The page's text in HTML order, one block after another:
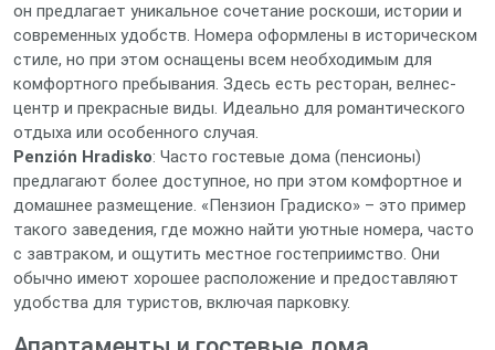
он предлагает уникальное сочетание роскоши, истории и
современных удобств. Номера оформлены в историческом
стиле, но при этом оснащены всем необходимым для
комфортного пребывания. Здесь есть ресторан, велнес-
центр и прекрасные виды. Идеально для романтического
отдыха или особенного случая.
Penzión Hradisko: Часто гостевые дома (пенсионы)
предлагают более доступное, но при этом комфортное и
домашнее размещение. «Пензион Градиско» – это пример
такого заведения, где можно найти уютные номера, часто
с завтраком, и ощутить местное гостеприимство. Они
обычно имеют хорошее расположение и предоставляют
удобства для туристов, включая парковку.